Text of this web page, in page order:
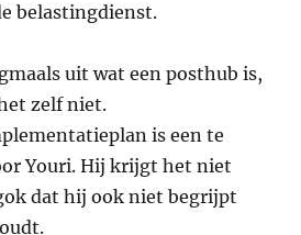
belastingdienst.
uit wat een posthub is,
zelf niet.
is een te
Youri. Hij krijgt het niet
dat hij ook niet begrijpt